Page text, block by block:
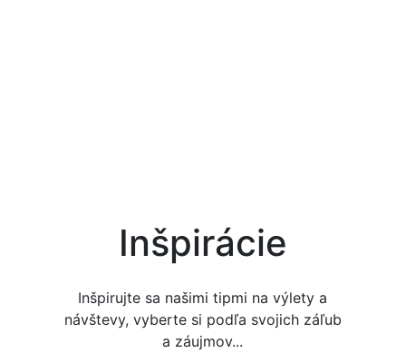
Inšpirácie
Inšpirujte sa našimi tipmi na výlety a
návštevy, vyberte si podľa svojich záľub
a záujmov...